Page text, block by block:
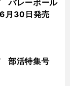
バレーボール
30日発売
部活特集号